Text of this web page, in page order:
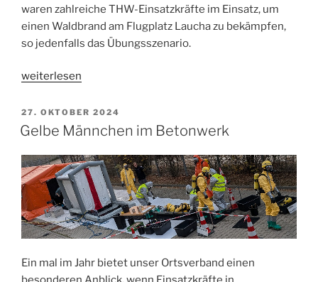
waren zahlreiche THW-Einsatzkräfte im Einsatz, um
einen Waldbrand am Flugplatz Laucha zu bekämpfen,
so jedenfalls das Übungsszenario.
„Übung
weiterlesen
VERÖFFENTLICHT
AM
27. OKTOBER 2024
Gelbe Männchen im Betonwerk
Ein mal im Jahr bietet unser Ortsverband einen